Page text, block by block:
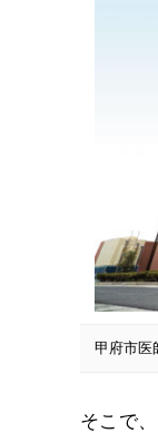
甲府市医
そこで